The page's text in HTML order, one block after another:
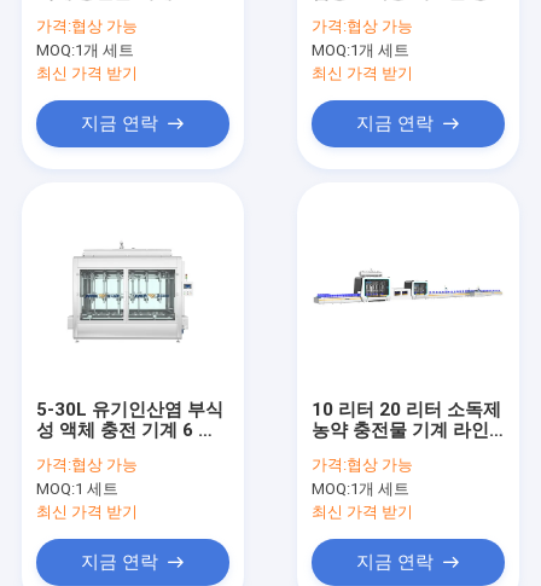
가격:협상 가능
MOQ:1개 세트
최신 가격 받기
지금 연락
트 1200 BPH
가격:협상 가능
MOQ:1개 세트
최신 가격 받기
지금 연락
5-30L 유기인산염 부식
성 액체 충전 기계 6 노
가격:협상 가능
MOQ:1 세트
최신 가격 받기
지금 연락
10 리터 20 리터 소독제
농약 충전물 기계 라인 6
가격:협상 가능
MOQ:1개 세트
최신 가격 받기
지금 연락